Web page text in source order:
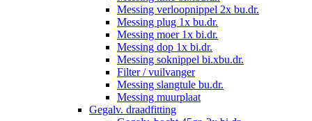
Messing verloopnippel 2x bu.dr.
Messing plug 1x bu.dr.
Messing moer 1x bi.dr.
Messing dop 1x bi.dr.
Messing soknippel bi.xbu.dr.
Filter / vuilvanger
Messing slangtule bu.dr.
Messing muurplaat
Gegalv. draadfitting